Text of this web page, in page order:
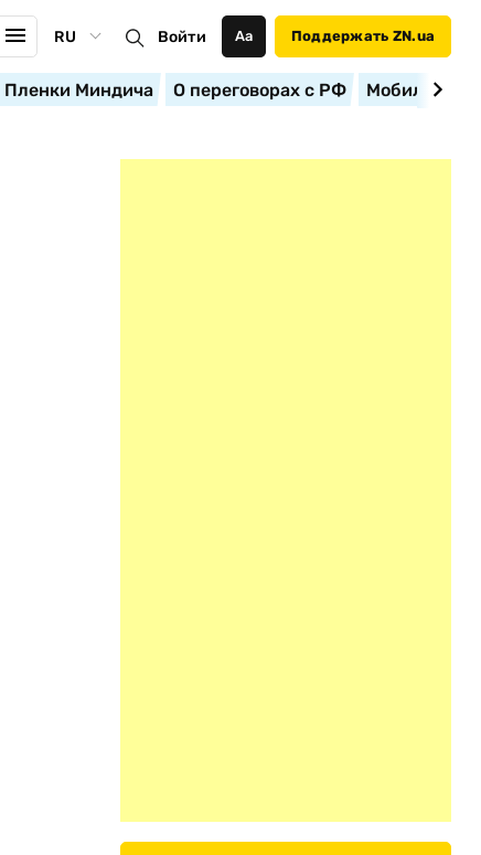
RU Войти Аа Поддержать ZN.ua
Пленки Миндича О переговорах с РФ